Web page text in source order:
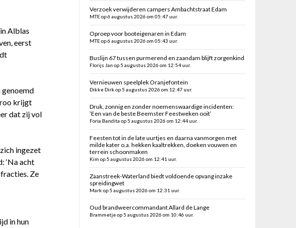
Alblas
eerst
krijgt
dat zij vol
ingezet
‘Na acht
fracties. Ze
in hun
Verzoek verwijderen campers Ambachtstraat Edam
MTE op 6 augustus 2026 om 05:47 uur.
Oproep voor booteigenaren in Edam
MTE op 6 augustus 2026 om 05:43 uur.
Buslijn 67 tussen purmerend en zaandam blijft zorgenkind
Florijs Jan op 5 augustus 2026 om 12:54 uur.
Vernieuwen speelplek Oranjefontein
Dikke Dirk op 5 augustus 2026 om 12:47 uur.
Druk, zonnig en zonder noemenswaardige incidenten:
’Een van de beste Beemster Feestweken ooit’
Foria Bandita op 5 augustus 2026 om 12:44 uur.
Feesten tot in de late uurtjes en daarna vanmorgen met
milde kater o.a. hekken kaaltrekken, doeken vouwen en
terrein schoonmaken
Kim op 5 augustus 2026 om 12:41 uur.
Zaanstreek-Waterland biedt voldoende opvang inzake
spreidingwet
Mark op 5 augustus 2026 om 12:31 uur.
Oud brandweercommandant Allard de Lange
Brammetje op 5 augustus 2026 om 10:46 uur.